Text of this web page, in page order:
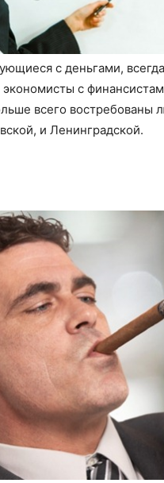
с деньгами,
с
всего востребованы
и Ленинградской.